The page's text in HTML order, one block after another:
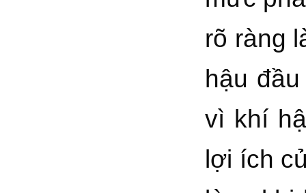
rõ ràng
hậu
vì khí
lợi ích